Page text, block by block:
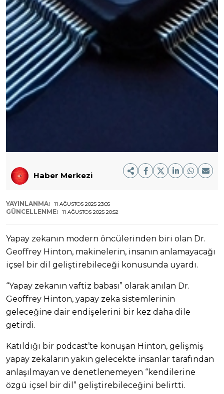
Haber Merkezi
YAYINLANMA: 11 AĞUSTOS 2025 23:05
GÜNCELLENME: 11 AĞUSTOS 2025 20:52
Yapay zekanın modern öncülerinden biri olan Dr.
Geoffrey Hinton, makinelerin, insanın anlamayacağı
içsel bir dil geliştirebileceği konusunda uyardı.
“Yapay zekanın vaftiz babası” olarak anılan Dr.
Geoffrey Hinton, yapay zeka sistemlerinin
geleceğine dair endişelerini bir kez daha dile
getirdi.
Katıldığı bir podcast’te konuşan Hinton, gelişmiş
yapay zekaların yakın gelecekte insanlar tarafından
anlaşılmayan ve denetlenemeyen “kendilerine
özgü içsel bir dil” geliştirebileceğini belirtti.